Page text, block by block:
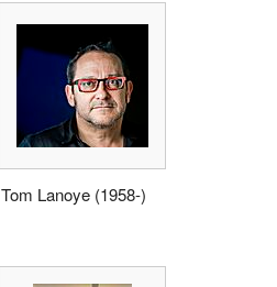
Tom Lanoye (1958-)